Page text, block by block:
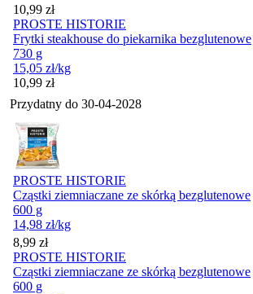
Cena
10,99 zł
PROSTE HISTORIE
Frytki steakhouse do piekarnika bezglutenowe
730 g
15,05 zł/kg
Cena
10,99 zł
Przydatny do 30-04-2028
PROSTE HISTORIE
Cząstki ziemniaczane ze skórką bezglutenowe
600 g
14,98 zł/kg
Cena
8,99 zł
PROSTE HISTORIE
Cząstki ziemniaczane ze skórką bezglutenowe
600 g